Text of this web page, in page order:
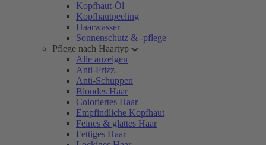
Kopfhaut-Öl
Kopfhautpeeling
Haarwasser
Sonnenschutz & -pflege
Pflege nach Haartyp
Alle anzeigen
Anti-Frizz
Anti-Schuppen
Blondes Haar
Coloriertes Haar
Empfindliche Kopfhaut
Feines & glattes Haar
Fettiges Haar